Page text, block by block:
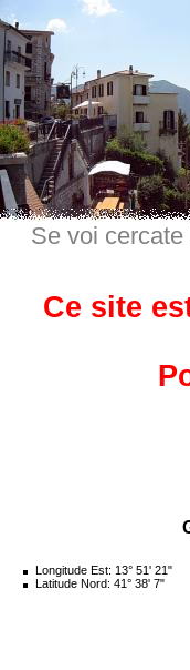
Se voi
Ce site
Longitude Est: 13° 51' 21"
Latitude Nord: 41° 38' 7"